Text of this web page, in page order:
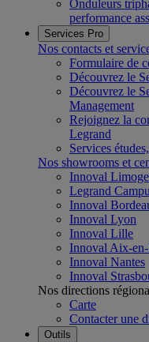
Onduleurs
performance
Services Pro
Nos contacts et
Formulaire de
Découvrez le
Découvrez le
Management
Rejoignez la
Legrand
Services
Nos showrooms et
Innoval
Legrand
Innoval
Innoval Lyon
Innoval Lille
Innoval Aix-
Innoval Nantes
Innoval
Nos directions
Carte
Contacter une
Outils